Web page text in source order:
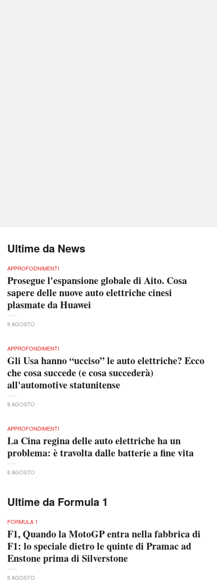
Ultime da News
APPROFODNIMENTI
Prosegue l'espansione globale di Aito. Cosa
sapere delle nuove auto elettriche cinesi
plasmate da Huawei
9 AGOSTO
APPROFONDIMENTI
Gli Usa hanno “ucciso” le auto elettriche? Ecco
che cosa succede (e cosa succederà)
all'automotive statunitense
8 AGOSTO
APPROFONDIMENTI
La Cina regina delle auto elettriche ha un
problema: è travolta dalle batterie a fine vita
8 AGOSTO
Ultime da Formula 1
FORMULA 1
F1, Quando la MotoGP entra nella fabbrica di
F1: lo speciale dietro le quinte di Pramac ad
Enstone prima di Silverstone
8 AGOSTO